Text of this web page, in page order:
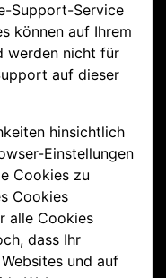
Support-Service
können auf Ihrem
werden nicht für
auf dieser
hinsichtlich
Einstellungen
Cookies zu
Cookies
alle Cookies
dass Ihr
und auf